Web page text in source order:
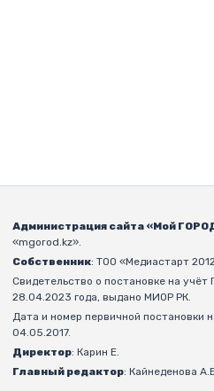
Администрация сайта «Мой
«mgorod.kz».
Собственник: ТОО «Медиастарт
Свидетельство о постановке на
28.04.2023 года, выдано МИОР РК.
Дата и номер первичной
04.05.2017.
Директор: Карин Е.
Главный редактор: Кайнеденова